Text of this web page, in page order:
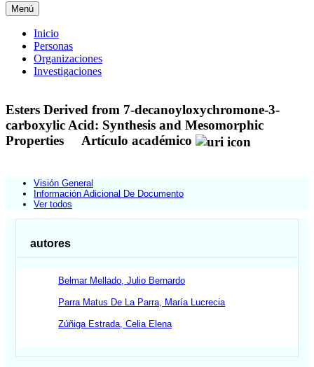
Menú
Inicio
Personas
Organizaciones
Investigaciones
Esters Derived from 7-decanoyloxychromone-3-
carboxylic Acid: Synthesis and Mesomorphic
Properties
Artículo académico
Visión General
Información Adicional De Documento
Ver todos
autores
Belmar Mellado, Julio Bernardo
Parra Matus De La Parra, María Lucrecia
Zúñiga Estrada, Celia Elena